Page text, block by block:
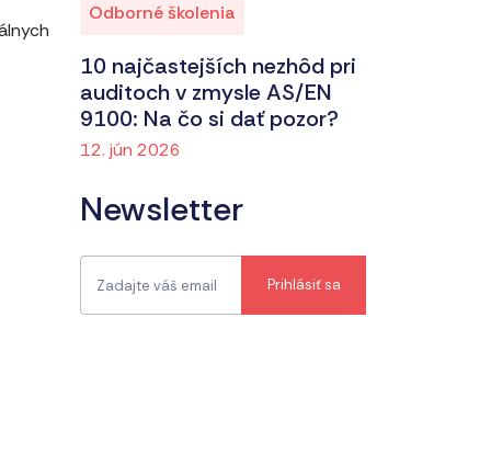
Odborné školenia
10 najčastejších nezhôd pri
auditoch v zmysle AS/EN
9100: Na čo si dať pozor?
12. jún 2026
Newsletter